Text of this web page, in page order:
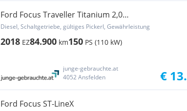
Ford Focus Traveller Titanium 2,0
*NAVI*KLIMA*SPURASS
Diesel, Schaltgetriebe, gültiges Pickerl, Gewährleistung
2018 EZ84.900 km150 PS (110 kW)
junge-gebrauchte.at
4052 Ansfelden
€
Ford Focus ST-LineX